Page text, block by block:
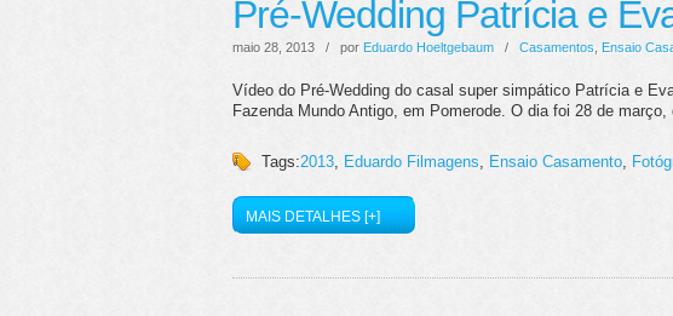
Pré-Wedding Patrícia e
maio 28, 2013 / por Eduardo Hoeltgebaum / Casamentos Ensaio
Vídeo do Pré-Wedding do casal super simpático Patrícia e
Fazenda Mundo Antigo, em Pomerode. O dia foi 28 de
Tags:2013, Eduardo Filmagens, Ensaio Casamento,
MAIS DETALHES [+]